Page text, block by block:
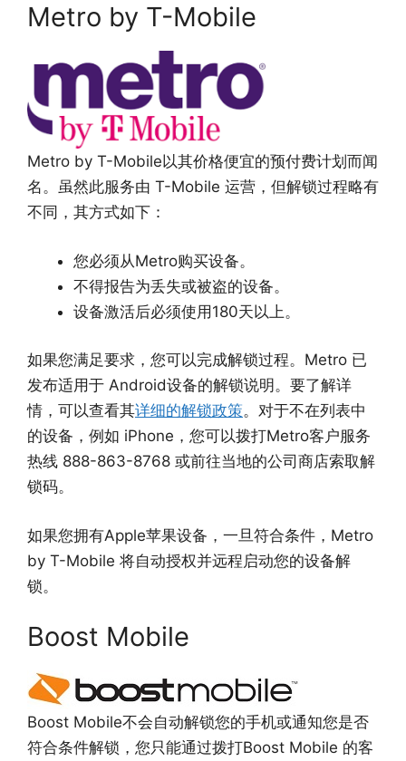
Metro by T-Mobile
Metro by T-Mobile以其价格便宜的预付费计划而闻
名。虽然此服务由 T-Mobile 运营，但解锁过程略有
不同，其方式如下：
您必须从Metro购买设备。
不得报告为丢失或被盗的设备。
设备激活后必须使用180天以上。
如果您满足要求，您可以完成解锁过程。Metro 已
发布适用于 Android设备的解锁说明。要了解详
情，可以查看其详细的解锁政策。对于不在列表中
的设备，例如 iPhone，您可以拨打Metro客户服务
热线 888-863-8768 或前往当地的公司商店索取解
锁码。
如果您拥有Apple苹果设备，一旦符合条件，Metro
by T-Mobile 将自动授权并远程启动您的设备解
锁。
Boost Mobile
Boost Mobile不会自动解锁您的手机或通知您是否
符合条件解锁，您只能通过拨打Boost Mobile 的客